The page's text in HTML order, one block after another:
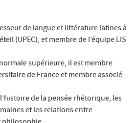
de langue et littérature latines à
(UPEC), et membre de l’équipe LIS
supérieure, il est membre
de France et membre associé
de la pensée rhétorique, les
et les relations entre